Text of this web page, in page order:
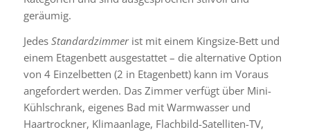
geräumig.
Jedes Standardzimmerist mit einem Kingsize-Bett und
einem Etagenbett ausgestattet – die alternative Option
von 4 Einzelbetten (2 in Etagenbett) kann im Voraus
angefordert werden. Das Zimmer verfügt über Mini-
Kühlschrank, eigenes Bad mit Warmwasser und
Haartrockner, Klimaanlage, Flachbild-Satelliten-TV,